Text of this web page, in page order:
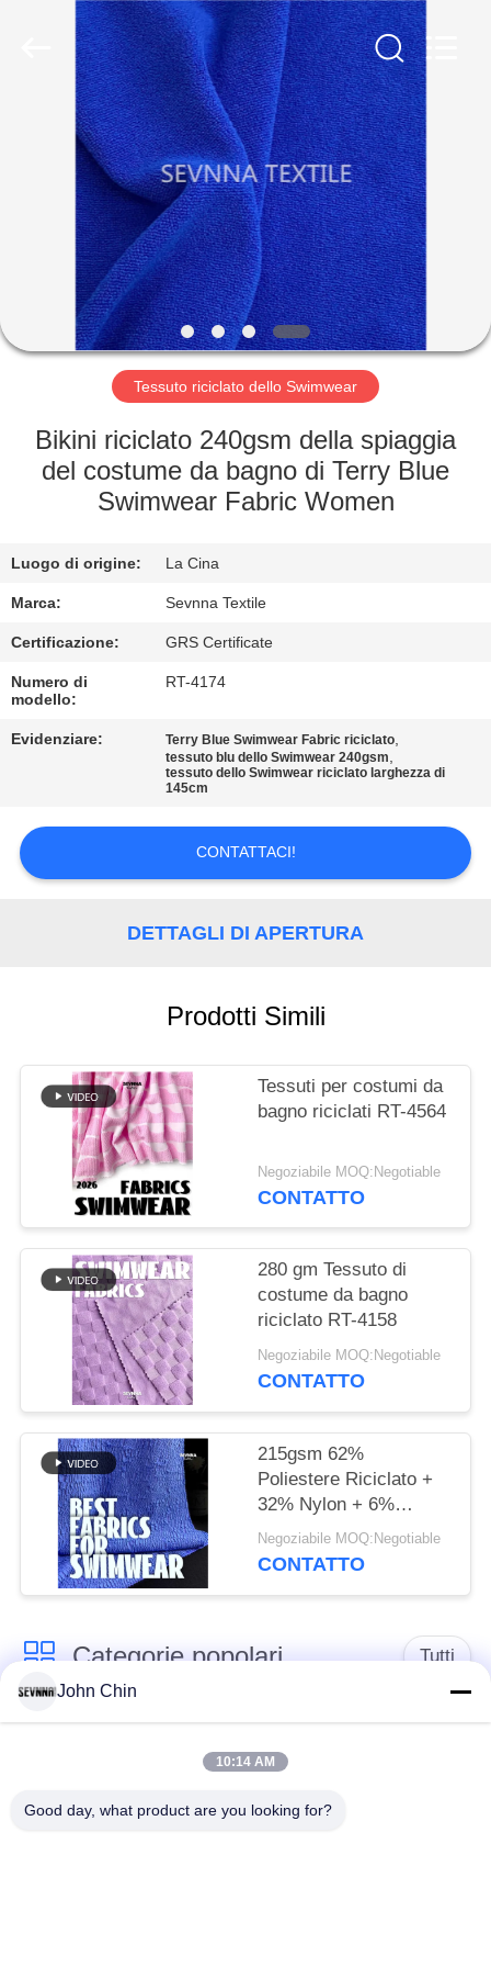
CASA
PRODOTTI
MOSTRA
CIRCA
GIRO
DELLA
CONTROLLO
DI
QUALITÀ
CONTATTICI
CASI
PRIVACY
POLICY
Tessuto riciclato dello Swimwear
Bikini riciclato 240gsm della spiaggia
del costume da bagno di Terry Blue
Swimwear Fabric Women
Luogo di origine: La Cina
Marca: Sevnna Textile
Certificazione: GRS Certificate
Numero di
modello:
RT-4174
Evidenziare: Terry Blue Swimwear Fabric riciclato,
tessuto blu dello Swimwear 240gsm,
tessuto dello Swimwear riciclato larghezza di
145cm
CONTATTACI!
DETTAGLI DI APERTURA
Prodotti Simili
Tessuti per costumi da
bagno riciclati RT-4564
Negoziabile MOQ:Negotiable
CONTATTO
280 gm Tessuto di
costume da bagno
riciclato RT-4158
Negoziabile MOQ:Negotiable
CONTATTO
215gsm 62%
Poliestere Riciclato +
32% Nylon + 6%
Spandex Tessuto
Costumi da Bagno
Negoziabile MOQ:Negotiable
CONTATTO
Categorie popolari Tutti
Tessuto riciclato dello
Tessuto di nylon
riciclato
tessuto in poliestere
Tessuto riciclato di
John Chin
10:14 AM
Good day, what product are you looking for?